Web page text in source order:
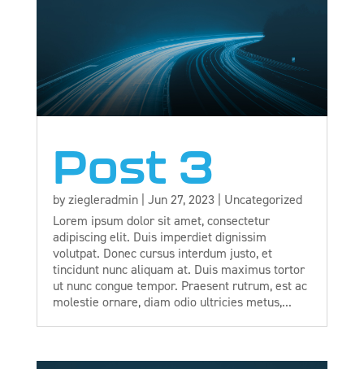
Post 3
byziegleradmin| Jun 27, 2023| Uncategorized
Lorem ipsum dolor sit amet, consectetur
adipiscing elit. Duis imperdiet dignissim
volutpat. Donec cursus interdum justo, et
tincidunt nunc aliquam at. Duis maximus tortor
ut nunc congue tempor. Praesent rutrum, est ac
molestie ornare, diam odio ultricies metus,...